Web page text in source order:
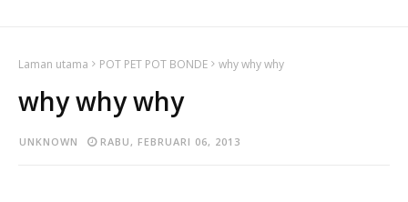
Laman utama POT PET POT BONDE why why why
why why why
UNKNOWN RABU, FEBRUARI 06, 2013